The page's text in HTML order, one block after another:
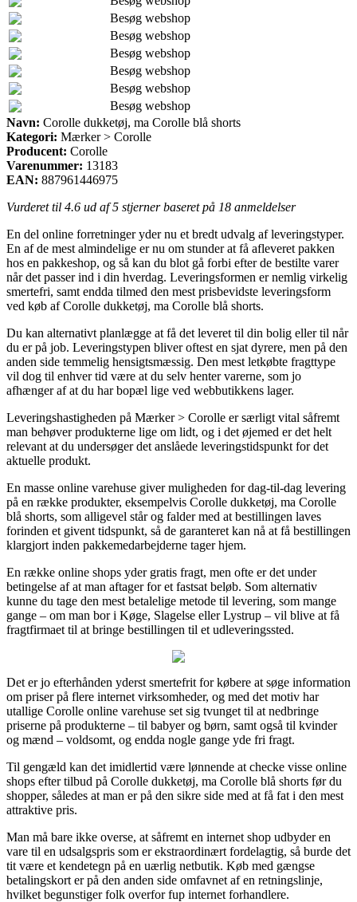
Besøg webshop
Besøg webshop
Besøg webshop
Besøg webshop
Besøg webshop
Besøg webshop
Navn: Corolle dukketøj, ma Corolle blå shorts
Kategori: Mærker > Corolle
Producent: Corolle
Varenummer: 13183
EAN: 887961446975
Vurderet til 4.6 ud af 5 stjerner baseret på 18 anmeldelser
En del online forretninger yder nu et bredt udvalg af leveringstyper.
En af de mest almindelige er nu om stunder at få afleveret pakken
hos en pakkeshop, og så kan du blot gå forbi efter de bestilte varer
når det passer ind i din hverdag. Leveringsformen er nemlig virkelig
smertefri, samt endda tilmed den mest prisbevidste leveringsform
ved køb af Corolle dukketøj, ma Corolle blå shorts.
Du kan alternativt planlægge at få det leveret til din bolig eller til når
du er på job. Leveringstypen bliver oftest en sjat dyrere, men på den
anden side temmelig hensigtsmæssig. Den mest letkøbte fragttype
vil dog til enhver tid være at du selv henter varerne, som jo
afhænger af at du har bopæl lige ved webbutikkens lager.
Leveringshastigheden på Mærker > Corolle er særligt vital såfremt
man behøver produkterne lige om lidt, og i det øjemed er det helt
relevant at du undersøger det anslåede leveringstidspunkt for det
aktuelle produkt.
En masse online varehuse giver muligheden for dag-til-dag levering
på en række produkter, eksempelvis Corolle dukketøj, ma Corolle
blå shorts, som alligevel står og falder med at bestillingen laves
forinden et givent tidspunkt, så de garanteret kan nå at få bestillingen
klargjort inden pakkemedarbejderne tager hjem.
En række online shops yder gratis fragt, men ofte er det under
betingelse af at man aftager for et fastsat beløb. Som alternativ
kunne du tage den mest betalelige metode til levering, som mange
gange – om man bor i Køge, Slagelse eller Lystrup – vil blive at få
fragtfirmaet til at bringe bestillingen til et udleveringssted.
Det er jo efterhånden yderst smertefrit for købere at søge information
om priser på flere internet virksomheder, og med det motiv har
utallige Corolle online varehuse set sig tvunget til at nedbringe
priserne på produkterne – til babyer og børn, samt også til kvinder
og mænd – voldsomt, og endda nogle gange yde fri fragt.
Til gengæld kan det imidlertid være lønnende at checke visse online
shops efter tilbud på Corolle dukketøj, ma Corolle blå shorts før du
shopper, således at man er på den sikre side med at få fat i den mest
attraktive pris.
Man må bare ikke overse, at såfremt en internet shop udbyder en
vare til en udsalgspris som er ekstraordinært fordelagtig, så burde det
tit være et kendetegn på en uærlig netbutik. Køb med gængse
betalingskort er på den anden side omfavnet af en retningslinje,
hvilket begunstiger folk overfor fup internet forhandlere.